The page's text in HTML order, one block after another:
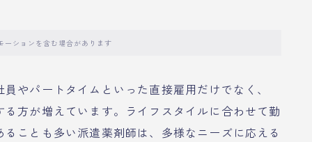
ーションを含む場合があります
やパートタイムといった直接雇用だけでなく、
方が増えています。ライフスタイルに合わせて勤
ことも多い派遣薬剤師は、多様なニーズに応える